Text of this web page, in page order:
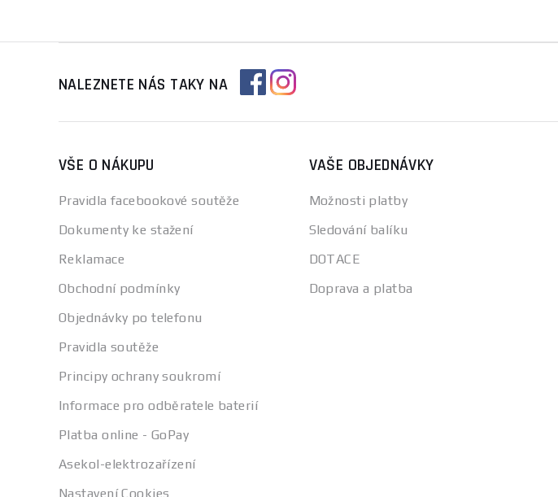
NALEZNETE NÁS TAKY NA
VŠE O NÁKUPU
Pravidla facebookové soutěže
Dokumenty ke stažení
Reklamace
Obchodní podmínky
Objednávky po telefonu
Pravidla soutěže
Principy ochrany soukromí
Informace pro odběratele baterií
Platba online - GoPay
Asekol-elektrozařízení
Nastavení Cookies
VAŠE OBJEDNÁVKY
Možnosti platby
Sledování balíku
DOTACE
Doprava a platba